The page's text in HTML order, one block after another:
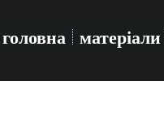
головна матеріали